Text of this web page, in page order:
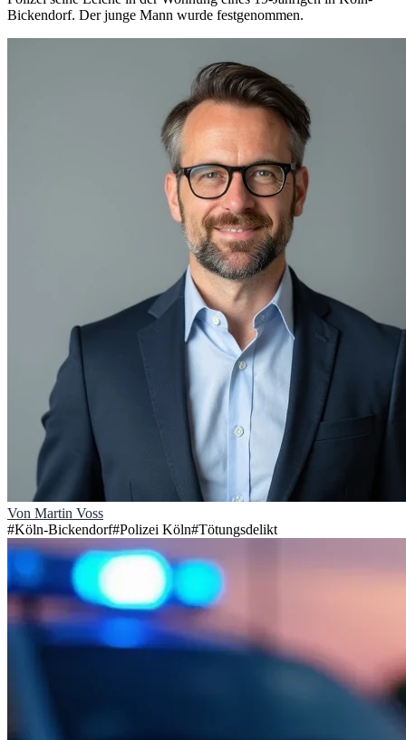
Bickendorf. Der junge Mann wurde festgenommen.
Von Martin Voss
#Köln-Bickendorf#Polizei Köln#Tötungsdelikt